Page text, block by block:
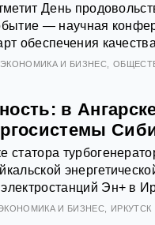
День
— научная
обеспечения
ЭКОНОМИКА И БИЗНЕС
в
статора
Эн+ в
И БИЗНЕС ИРКУТСК